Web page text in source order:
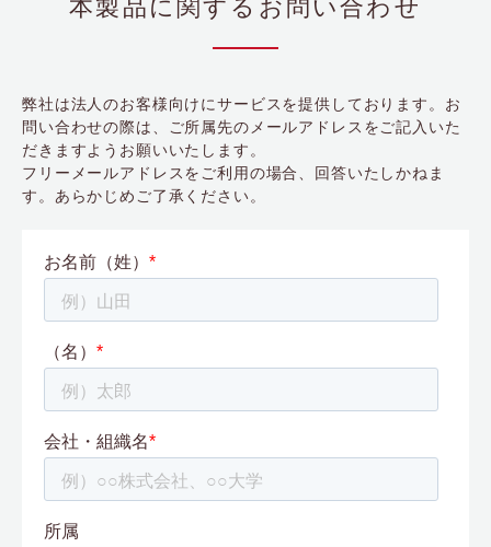
本製品に関するお問い合わせ
弊社は法人のお客様向けにサービスを提供しております。お
問い合わせの際は、ご所属先のメールアドレスをご記入いた
だきますようお願いいたします。
フリーメールアドレスをご利用の場合、回答いたしかねま
す。あらかじめご了承ください。